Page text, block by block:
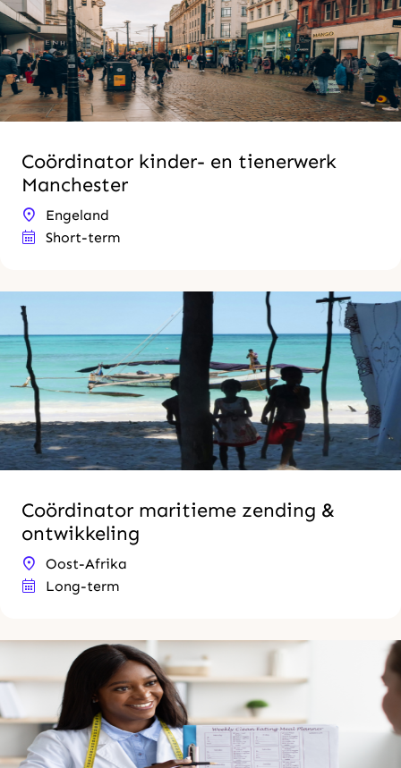
Coördinator kinder- en tienerwerk
Manchester
Engeland
Short-term
Coördinator maritieme zending &
ontwikkeling
Oost-Afrika
Long-term